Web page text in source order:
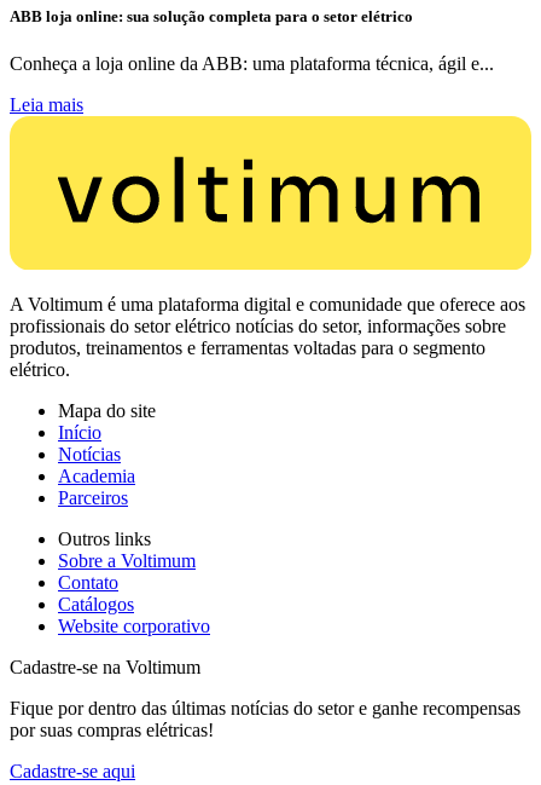
ABB loja online: sua solução completa para o setor elétrico
Conheça a loja online da ABB: uma plataforma técnica, ágil e...
Leia mais
A Voltimum é uma plataforma digital e comunidade que oferece aos
profissionais do setor elétrico notícias do setor, informações sobre
produtos, treinamentos e ferramentas voltadas para o segmento
elétrico.
Mapa do site
Início
Notícias
Academia
Parceiros
Outros links
Sobre a Voltimum
Contato
Catálogos
Website corporativo
Cadastre-se na Voltimum
Fique por dentro das últimas notícias do setor e ganhe recompensas
por suas compras elétricas!
Cadastre-se aqui